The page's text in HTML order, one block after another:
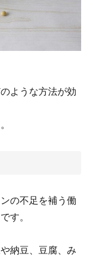
ような方法が効
の不足を補う働
す。
納豆、豆腐、み